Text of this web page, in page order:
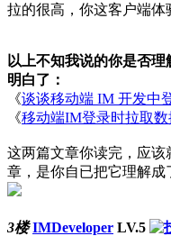
拉的很高，你这客户端体
以上不知我说的你是否
明白了：
《谈谈移动端 IM 开发中
《移动端IM登录时拉取
这两篇文章你读完，应
章，是你自已把它理解成
3楼 IMDeveloper LV.5